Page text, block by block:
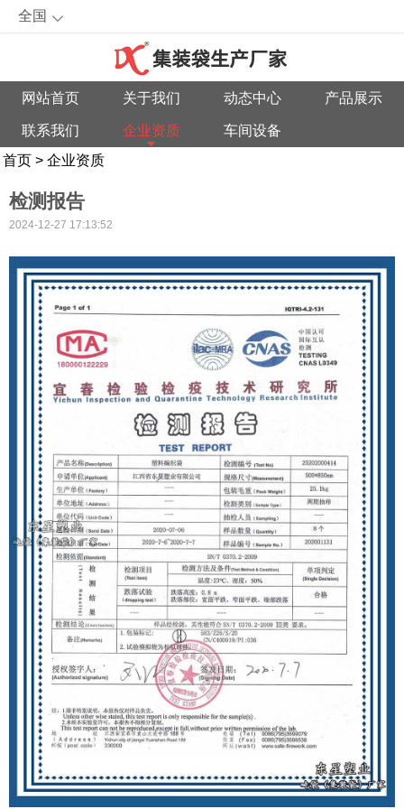
全国
网站首页 关于我们 动态中心 产品展示
联系我们 企业资质
车间设备
首页 > 企业资质
检测报告
2024-12-27 17:13:52